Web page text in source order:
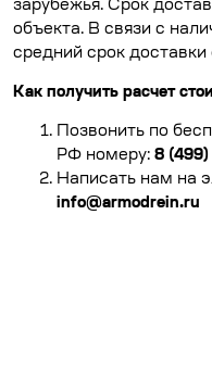
зарубежья. Срок
объекта. В связи с
средний срок доставки
Как получить расчет
Позвонить по
РФ номеру: 8
Написать нам на
info@armodrein.ru